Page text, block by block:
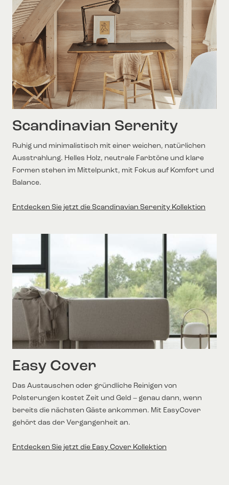
Scandinavian Serenity
Ruhig und minimalistisch mit einer weichen, natürlichen
Ausstrahlung. Helles Holz, neutrale Farbtöne und klare
Formen stehen im Mittelpunkt, mit Fokus auf Komfort und
Balance.
Entdecken Sie jetzt die Scandinavian Serenity Kollektion
Easy Cover
Das Austauschen oder gründliche Reinigen von
Polsterungen kostet Zeit und Geld – genau dann, wenn
bereits die nächsten Gäste ankommen. Mit EasyCover
gehört das der Vergangenheit an.
Entdecken Sie jetzt die Easy Cover Kollektion